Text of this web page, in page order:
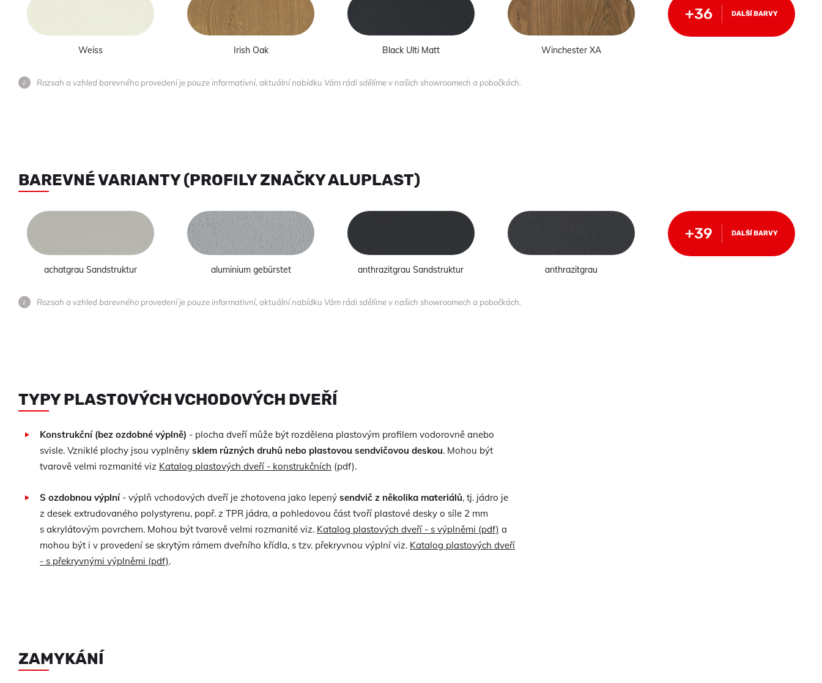
Weiss Irish Oak Black Ulti Matt Winchester XA
DALŠÍ BARVY
Rozsah a vzhled barevného provedení je pouze informativní, aktuální nabídku Vám rádi sdělíme v našich showroomech a pobočkách.
BAREVNÉ VARIANTY (PROFILY ZNAČKY ALUPLAST)
achatgrau Sandstruktur aluminium gebürstet anthrazitgrau Sandstruktur anthrazitgrau
DALŠÍ BARVY
Rozsah a vzhled barevného provedení je pouze informativní, aktuální nabídku Vám rádi sdělíme v našich showroomech a pobočkách.
TYPY PLASTOVÝCH VCHODOVÝCH DVEŘÍ
Konstrukční (bez ozdobné výplně) - plocha dveří může být rozdělena plastovým profilem vodorovně anebo
svisle. Vzniklé plochy jsou vyplněny sklem různých druhů nebo plastovou sendvičovou deskou. Mohou být
tvarově velmi rozmanité viz Katalog plastových dveří - konstrukčních (pdf).
S ozdobnou výplní- výplň vchodových dveří je zhotovena jako lepený sendvič z několika materiálů, tj. jádro je
z desek extrudovaného polystyrenu, popř. z TPR jádra, a pohledovou část tvoří plastové desky o síle 2 mm
s akrylátovým povrchem. Mohou být tvarově velmi rozmanité viz. Katalog plastových dveří - s výplněmi (pdf) a
mohou být i v provedení se skrytým rámem dveřního křídla, s tzv. překryvnou výplní viz. Katalog plastových dveří
- s překryvnými výplněmi (pdf).
ZAMYKÁNÍ